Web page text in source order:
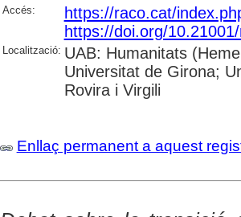
Accés:
https://raco.cat/
https://doi.org/
Localització: UAB: Humanitats
Universitat de Girona;
Rovira i Virgili
Enllaç permanent a aquest